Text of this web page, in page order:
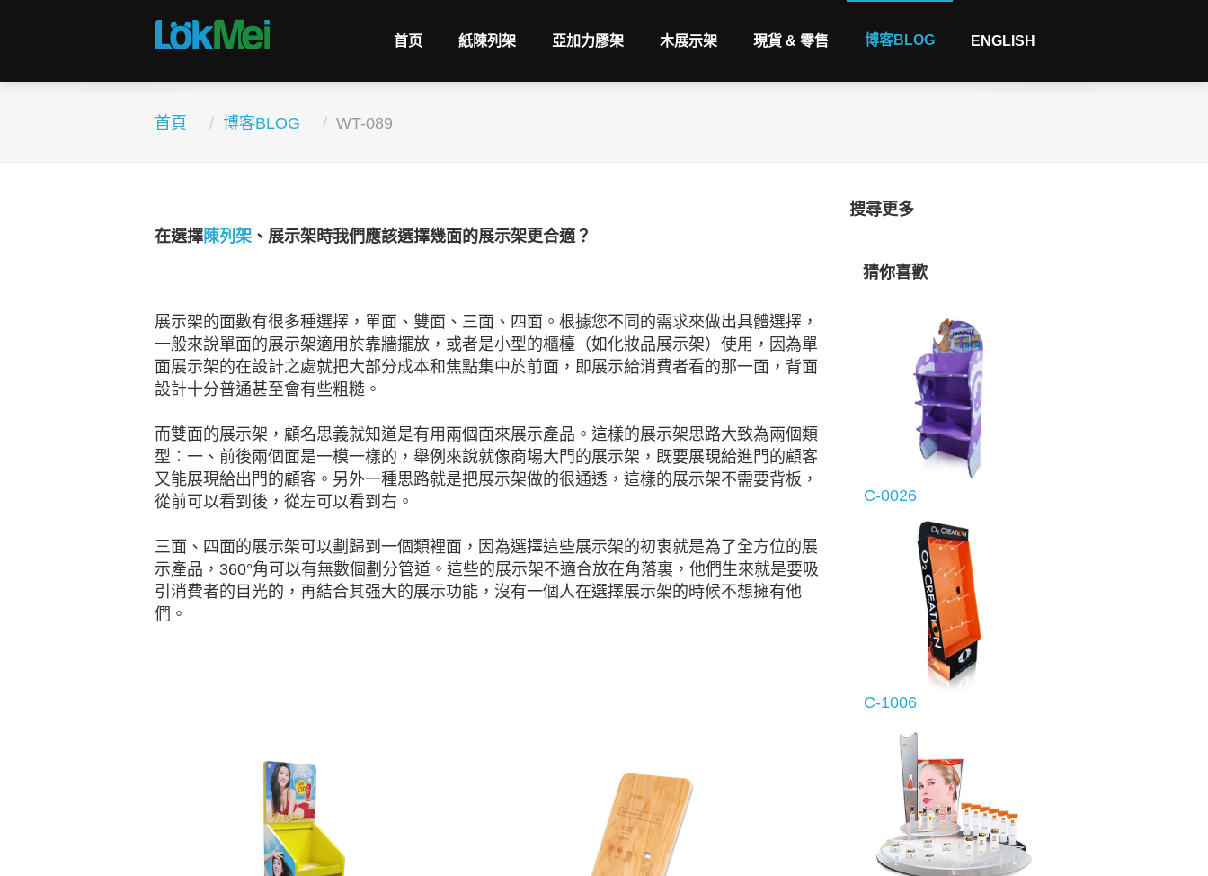
首页 紙陳列架 亞加力膠架 木展示架 現貨 & 零售 博客BLOG ENGLISH
首頁 博客BLOG WT-089
在選擇陳列架 、展示架時我們應該選擇幾面的展示架更合適？
展示架的面數有很多種選擇，單面、雙面、三面、四面。根據您不同的需求來做出具體選擇，
一般來說單面的展示架適用於靠牆擺放，或者是小型的櫃檯（如化妝品展示架）使用，因為單
面展示架的在設計之處就把大部分成本和焦點集中於前面，即展示給消費者看的那一面，背面
設計十分普通甚至會有些粗糙。
而雙面的展示架，顧名思義就知道是有用兩個面來展示產品。這樣的展示架思路大致為兩個類
型：一、前後兩個面是一模一樣的，舉例來說就像商場大門的展示架，既要展現給進門的顧客
又能展現給出門的顧客。另外一種思路就是把展示架做的很通透，這樣的展示架不需要背板，
從前可以看到後，從左可以看到右。
三面、四面的展示架可以劃歸到一個類裡面，因為選擇這些展示架的初衷就是為了全方位的展
示產品，360°角可以有無數個劃分管道。這些的展示架不適合放在角落裏，他們生來就是要吸
引消費者的目光的，再結合其强大的展示功能，沒有一個人在選擇展示架的時候不想擁有他
們。
搜尋更多
猜你喜歡
C-0026
C-1006